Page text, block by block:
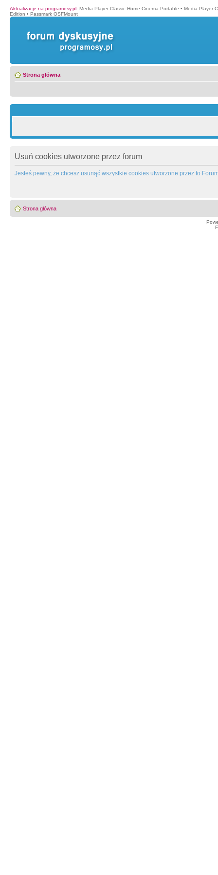
Aktualizacje na programosy.pl: Media Player Classic Home Cinema Portable • Media Player
Edition • Passmark OSFMount
Strona główna
Usuń cookies utworzone przez forum
Jesteś pewny, że chcesz usunąć wszystkie cookies utworzone przez to
Strona główna